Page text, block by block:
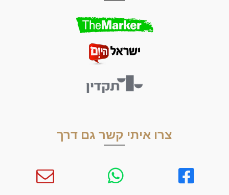
צרו איתי קשר גם דרך